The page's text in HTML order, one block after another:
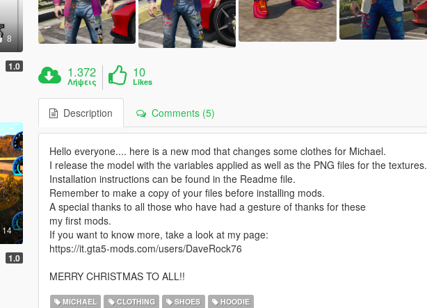
8
1.0
14
1.0
1.372
Λήψεις
10
Likes
Description Comments (5)
Hello everyone.... here is a new mod that changes some clothes for Michael.
I release the model with the variables applied as well as the PNG files for the textures.
Installation instructions can be found in the Readme file.
Remember to make a copy of your files before installing mods.
A special thanks to all those who have had a gesture of thanks for these
my first mods.
If you want to know more, take a look at my page:
https://it.gta5-mods.com/users/DaveRock76
MERRY CHRISTMAS TO ALL!!
MICHAEL CLOTHING SHOES HOODIE